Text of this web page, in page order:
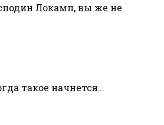
Локамп, вы же не
такое начнется…